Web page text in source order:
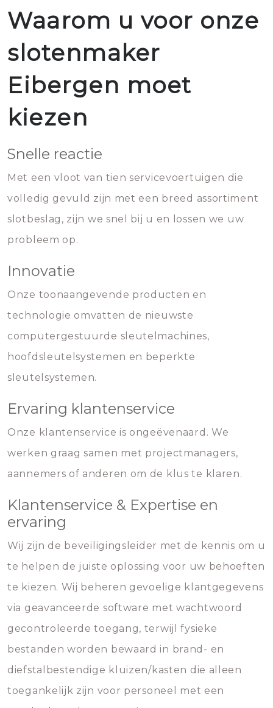
Waarom u voor onze
slotenmaker
Eibergen moet
kiezen
Snelle reactie
Met een vloot van tien servicevoertuigen die
volledig gevuld zijn met een breed assortiment
slotbeslag, zijn we snel bij u en lossen we uw
probleem op.
Innovatie
Onze toonaangevende producten en
technologie omvatten de nieuwste
computergestuurde sleutelmachines,
hoofdsleutelsystemen en beperkte
sleutelsystemen.
Ervaring klantenservice
Onze klantenservice is ongeëvenaard. We
werken graag samen met projectmanagers,
aannemers of anderen om de klus te klaren.
Klantenservice & Expertise en
ervaring
Wij zijn de beveiligingsleider met de kennis om u
te helpen de juiste oplossing voor uw behoeften
te kiezen. Wij beheren gevoelige klantgegevens
via geavanceerde software met wachtwoord
gecontroleerde toegang, terwijl fysieke
bestanden worden bewaard in brand- en
diefstalbestendige kluizen/kasten die alleen
toegankelijk zijn voor personeel met een